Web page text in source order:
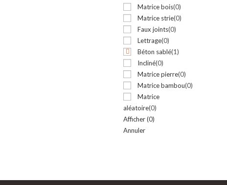
Matrice bois(0)
Matrice strie(0)
Faux joints(0)
Lettrage(0)
Béton sablé(1)
Incliné(0)
Matrice pierre(0)
Matrice bambou(0)
Matrice
aléatoire(0)
Afficher(0)
Annuler